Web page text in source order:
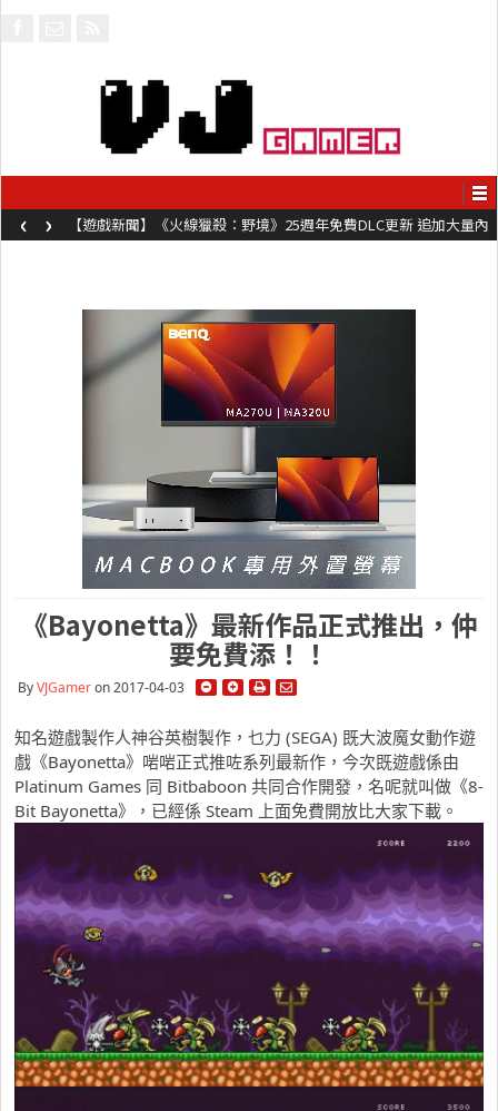
【遊戲新聞】《火線獵殺：野境》25週年免費DLC更新 追加大量內
容同時系舊作限時超平價折扣
‹ ›
《Bayonetta》最新作品正式推出，仲
要免費添！！
ByVJGameron 2017-04-03
知名遊戲製作人神谷英樹製作，乜力 (SEGA) 既大波魔女動作遊
戲《Bayonetta》啱啱正式推咗系列最新作，今次既遊戲係由
Platinum Games 同 Bitbaboon 共同合作開發，名呢就叫做《8-
Bit Bayonetta》，已經係 Steam 上面免費開放比大家下載。